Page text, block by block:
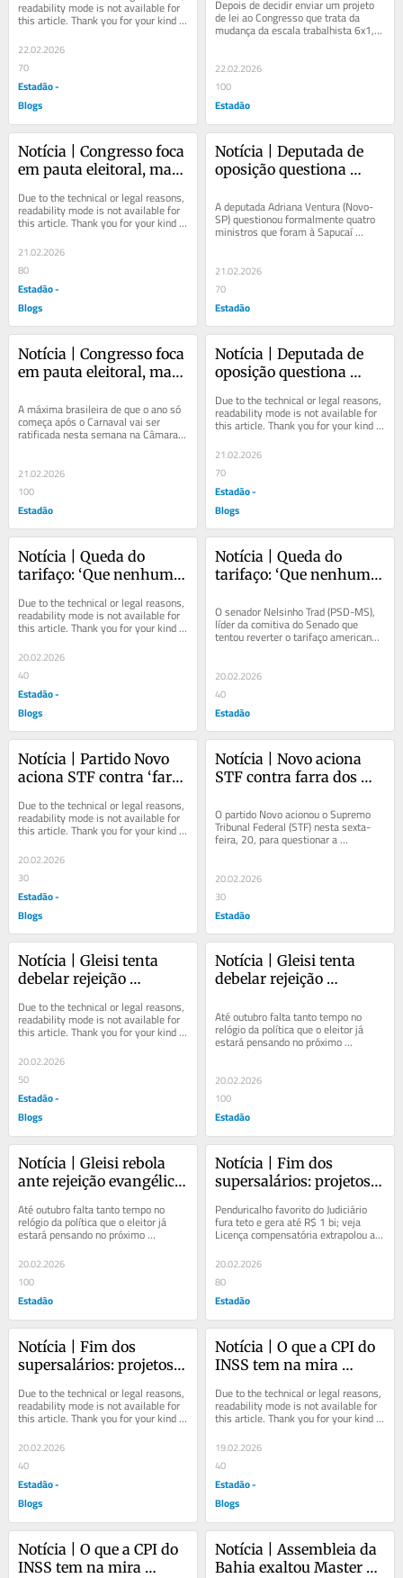
campanha de Erika
readability mode is not available for
this article. Thank you for your kind
22.02.2026
70
Estadão -
Blogs
campanha de Erika
Hilton
Depois de decidir enviar um projeto
de lei ao Congresso que trata da
mudança da escala trabalhista 6x1,
apostando em uma tramitação mais
22.02.2026
100
Estadão
Notícia | Congresso foca
em pauta eleitoral, mas
votar fim da escala 6x1
e segurança
Due to the technical or legal reasons,
readability mode is not available for
this article. Thank you for your kind
21.02.2026
80
Estadão -
Blogs
Notícia | Deputada de
oposição questiona
ministros que estiveram
na Sapucaí com Lula
A deputada Adriana Ventura (Novo-
SP) questionou formalmente quatro
ministros que foram à Sapucaí
acompanhar o desfile da Acadêmicos
21.02.2026
70
Estadão
Notícia | Congresso foca
em pauta eleitoral, mas
votar fim da escala 6x1
e segurança
A máxima brasileira de que o ano só
começa após o Carnaval vai ser
ratificada nesta semana na Câmara e
21.02.2026
100
Estadão
Notícia | Deputada de
oposição questiona
ministros que estiveram
na Sapucaí com Lula
Due to the technical or legal reasons,
readability mode is not available for
this article. Thank you for your kind
21.02.2026
70
Estadão -
Blogs
Notícia | Queda do
tarifaço: ‘Que nenhum
diz líder de comitiva do
Senado
Due to the technical or legal reasons,
readability mode is not available for
this article. Thank you for your kind
20.02.2026
40
Estadão -
Blogs
Notícia | Queda do
tarifaço: ‘Que nenhum
diz líder de comitiva do
Senado
O senador Nelsinho Trad (PSD-MS),
líder da comitiva do Senado que
tentou reverter o tarifaço americano
contra o Brasil, defendeu nesta
20.02.2026
40
Estadão
Notícia | Partido Novo
aciona STF contra ‘farra
sem justificativa legal
Due to the technical or legal reasons,
readability mode is not available for
this article. Thank you for your kind
20.02.2026
30
Estadão -
Blogs
Notícia | Novo aciona
STF contra farra dos
governos sem
justificativa legal
O partido Novo acionou o Supremo
Tribunal Federal (STF) nesta sexta-
feira, 20, para questionar a
imposição excessiva de sigilos a
20.02.2026
30
Estadão
Notícia | Gleisi tenta
debelar rejeição
em conserva’ teve aval
no Planalto
Due to the technical or legal reasons,
readability mode is not available for
this article. Thank you for your kind
20.02.2026
50
Estadão -
Blogs
Notícia | Gleisi tenta
debelar rejeição
em conserva’ teve aval
no Planalto
Até outubro falta tanto tempo no
relógio da política que o eleitor já
estará pensando no próximo
carnaval. Mas o estrago deixado pelo
20.02.2026
100
Estadão
Notícia | Gleisi rebola
ante rejeição evangélica,
‘família em conserva’
teve aval no Planalto
Até outubro falta tanto tempo no
relógio da política que o eleitor já
estará pensando no próximo
carnaval. Mas o estrago deixado pelo
desfile em...
20.02.2026
100
Estadão
Notícia | Fim dos
supersalários: projetos
Congresso, e o mais
avançado completa 10
Penduricalho favorito do Judiciário
fura teto e gera até R$ 1 bi; veja
Licença compensatória extrapolou a
Justiça e chegou ao TCU e Senado,...
20.02.2026
80
Estadão
Notícia | Fim dos
supersalários: projetos
Congresso, e o mais
avançado completa 10
Due to the technical or legal reasons,
readability mode is not available for
this article. Thank you for your kind
20.02.2026
40
Estadão -
Blogs
Notícia | O que a CPI do
INSS tem na mira
Augusto Lima e o
consignado do Master
Due to the technical or legal reasons,
readability mode is not available for
this article. Thank you for your kind
19.02.2026
40
Estadão -
Blogs
Notícia | O que a CPI do
INSS tem na mira
Notícia | Assembleia da
Bahia exaltou Master e